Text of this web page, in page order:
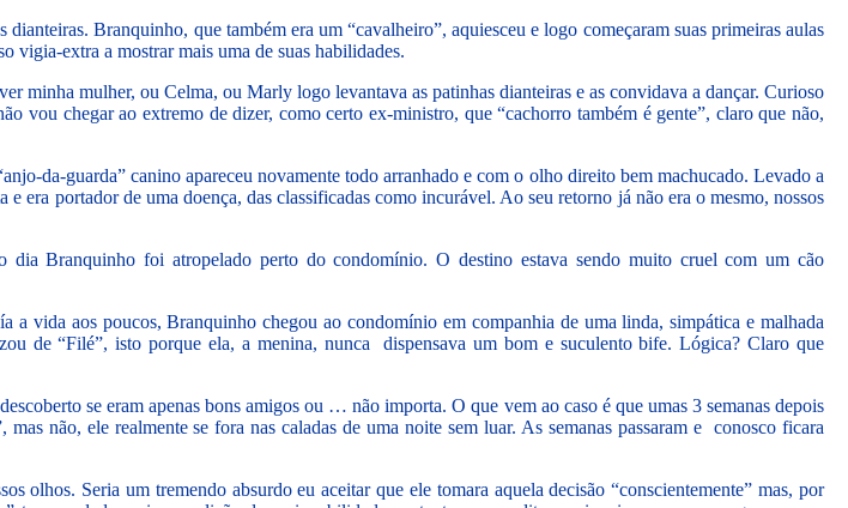
Branquinho, que também era um “cavalheiro”, aquiesceu e logo começaram suas primeiras aulas
vigia-extra a mostrar mais uma de suas habilidades.
minha mulher, ou Celma, ou Marly logo levantava as patinhas dianteiras e as convidava a dançar. Curioso
vou chegar ao extremo de dizer, como certo ex-ministro, que “cachorro também é gente”, claro que não,
da-guarda” canino apareceu novamente todo arranhado e com o olho direito bem machucado. Levado a
portador de uma doença, das classificadas como incurável. Ao seu retorno já não era o mesmo, nossos
dia Branquinho foi atropelado perto do condomínio. O destino estava sendo muito cruel com um cão
vida aos poucos, Branquinho chegou ao condomínio em companhia de uma linda, simpática e malhada
de “Filé”, isto porque ela, a menina, nunca dispensava um bom e suculento bife. Lógica? Claro que
se eram apenas bons amigos ou … não importa. O que vem ao caso é que umas 3 semanas depois
não, ele realmente se fora nas caladas de uma noite sem luar. As semanas passaram e conosco ficara
Seria um tremendo absurdo eu aceitar que ele tomara aquela decisão “conscientemente” mas, por